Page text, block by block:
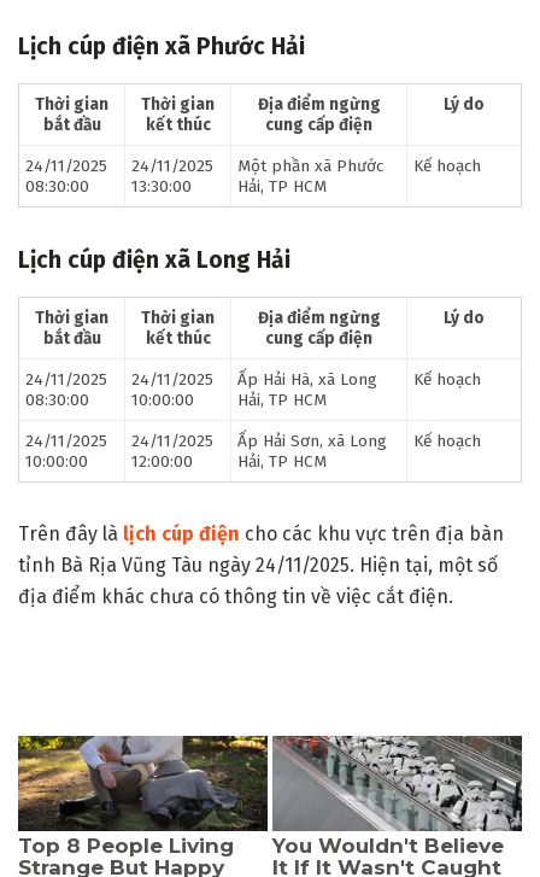
Lịch cúp điện xã Phước Hải
Thời gian
bắt đầu
Thời gian
kết thúc
Địa điểm ngừng
cung cấp điện
Lý do
24/11/2025
08:30:00
24/11/2025
13:30:00
Một phần xã Phước
Hải, TP HCM
Kế hoạch
Lịch cúp điện xã Long Hải
Thời gian
bắt đầu
Thời gian
kết thúc
Địa điểm ngừng
cung cấp điện
Lý do
24/11/2025
08:30:00
24/11/2025
10:00:00
Ấp Hải Hà, xã Long
Hải, TP HCM
Kế hoạch
24/11/2025
10:00:00
24/11/2025
12:00:00
Ấp Hải Sơn, xã Long
Hải, TP HCM
Kế hoạch
Trên đây là lịch cúp điện cho các khu vực trên địa bàn
tỉnh Bà Rịa Vũng Tàu ngày 24/11/2025. Hiện tại, một số
địa điểm khác chưa có thông tin về việc cắt điện.